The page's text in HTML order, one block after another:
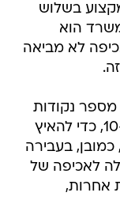
בשלוש
הוא
לא מביאה
נקודות
החובה על שורה של עבירות מ-8 ל-10, כדי להאיץ
בעבירה
לאכיפה של
אחרות,